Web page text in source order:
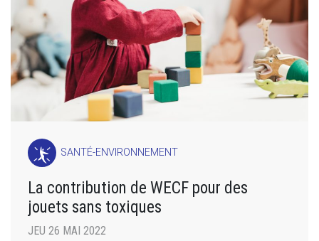
SANTÉ-ENVIRONNEMENT
La contribution de WECF pour des
jouets sans toxiques
JEU 26 MAI 2022